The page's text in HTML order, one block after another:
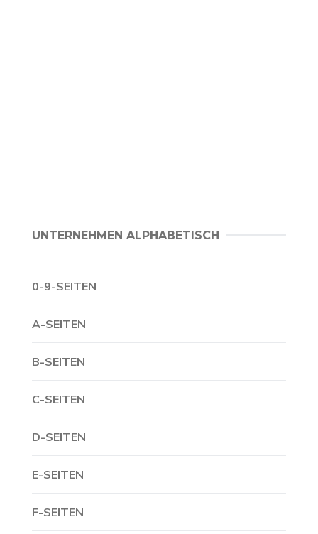
UNTERNEHMEN ALPHABETISCH
0-9-SEITEN
A-SEITEN
B-SEITEN
C-SEITEN
D-SEITEN
E-SEITEN
F-SEITEN